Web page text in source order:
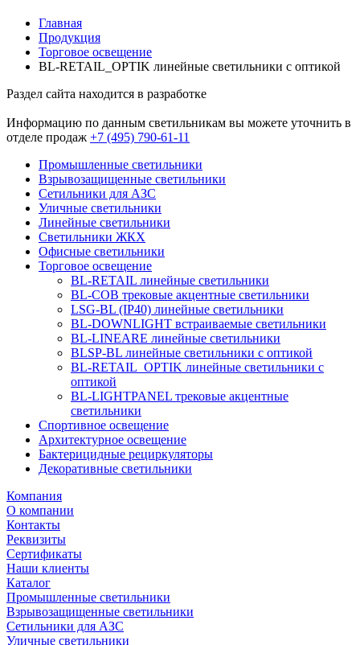
Главная
Продукция
Торговое освещение
BL-RETAIL_OPTIK линейные светильники с оптикой
Раздел сайта находится в разработке
Информацию по данным светильникам вы можете уточнить в
отделе продаж +7 (495) 790-61-11
Промышленные светильники
Взрывозащищенные светильники
Сетильники для АЗС
Уличные светильники
Линейные светильники
Светильники ЖКХ
Офисные светильники
Торговое освещение
BL-RETAIL линейные светильники
BL-COB трековые акцентные светильники
LSG-BL (IP40) линейные светильники
BL-DOWNLIGHT встраиваемые светильники
BL-LINEARE линейные светильники
BLSP-BL линейные светильники с оптикой
BL-RETAIL_OPTIK линейные светильники с
оптикой
BL-LIGHTPANEL трековые акцентные
светильники
Спортивное освещение
Архитектурное освещение
Бактерицидные рециркуляторы
Декоративные светильники
Компания
О компании
Контакты
Реквизиты
Сертификаты
Наши клиенты
Каталог
Промышленные светильники
Взрывозащищенные светильники
Сетильники для АЗС
Уличные светильники